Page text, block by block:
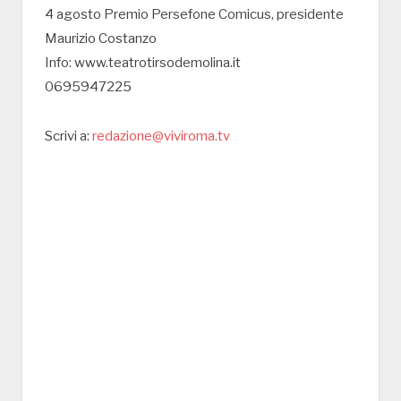
4 agosto Premio Persefone Comicus, presidente
Maurizio Costanzo
Info: www.teatrotirsodemolina.it
0695947225
Scrivi a: redazione@viviroma.tv